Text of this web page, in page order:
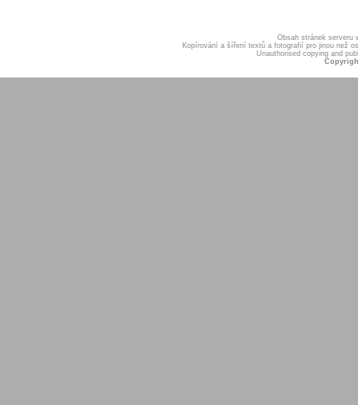
Obsah stránek serveru
Kopírování a šíření textů a fotografií pro jinou než
Unauthorised copying and